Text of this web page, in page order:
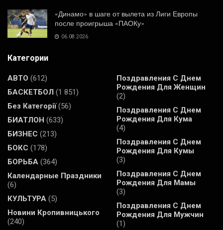
«Динамо» в шаге от вылета из Лиги Европы
после проигрыша «ПАОКу»
06.08.2026
Категории
АВТО (612)
БАСКЕТБОЛ (1 851)
Без Категорії(56)
БИАТЛОН (633)
БИЗНЕС (213)
БОКС (178)
БОРЬБА (364)
Календарные Праздники
(6)
КУЛЬТУРА (5)
Новини Кропивницького
(240)
Поздравления С Днем
Рождения Для Женщин
(2)
Поздравления С Днем
Рождения Для Кума
(4)
Поздравления С Днем
Рождения Для Кумы
(3)
Поздравления С Днем
Рождения Для Мамы
(3)
Поздравления С Днем
Рождения Для Мужчин
(1)